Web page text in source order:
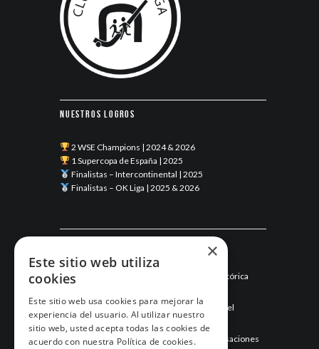
Nuestros logros
2 WSE Champions | 2024 & 2026
1 Supercopa de España | 2025
Finalistas – Intercontinental | 2025
Finalistas – OK Liga | 2025 & 2026
Esneca Fraga junio 2026: una temporada histórica
Mayo de 2026: el mes que hizo historia para el
Esneca Fraga
Abril de 2026: el Esneca Fraga recupera sensaciones
×
Este sitio web utiliza
cookies
Este sitio web usa cookies para mejorar la
experiencia del usuario. Al utilizar nuestro
sitio web, usted acepta todas las cookies de
acuerdo con nuestra Política de cookies.